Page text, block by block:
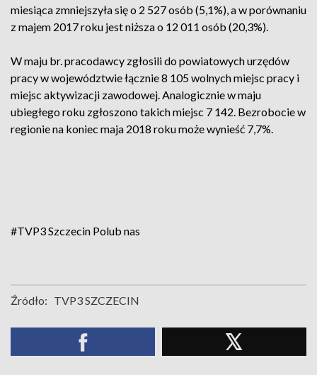
miesiąca zmniejszyła się o 2 527 osób (5,1%), a w porównaniu
z majem 2017 roku jest niższa o 12 011 osób (20,3%).
W maju br. pracodawcy zgłosili do powiatowych urzędów
pracy w województwie łącznie 8 105 wolnych miejsc pracy i
miejsc aktywizacji zawodowej. Analogicznie w maju
ubiegłego roku zgłoszono takich miejsc 7 142. Bezrobocie w
regionie na koniec maja 2018 roku może wynieść 7,7%.
#TVP3 Szczecin Polub nas
Źródło: TVP3 SZCZECIN